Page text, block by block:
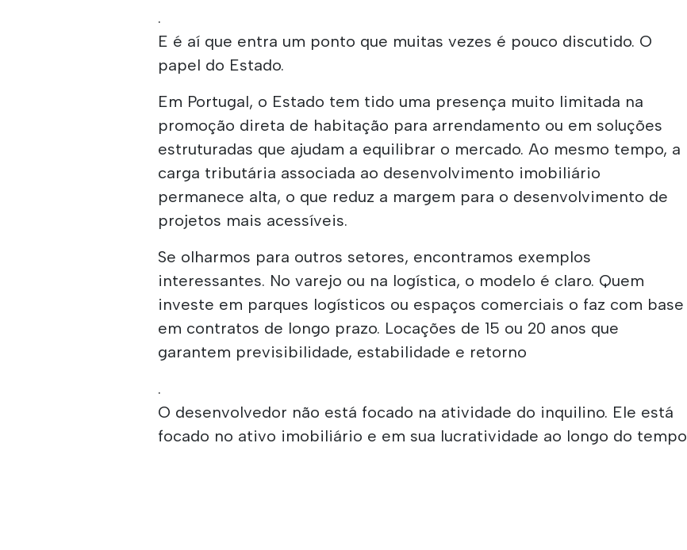
.
E é aí que entra um ponto que muitas vezes é pouco discutido. O
papel do Estado.
Em Portugal, o Estado tem tido uma presença muito limitada na
promoção direta de habitação para arrendamento ou em soluções
estruturadas que ajudam a equilibrar o mercado. Ao mesmo tempo, a
carga tributária associada ao desenvolvimento imobiliário
permanece alta, o que reduz a margem para o desenvolvimento de
projetos mais acessíveis.
Se olharmos para outros setores, encontramos exemplos
interessantes. No varejo ou na logística, o modelo é claro. Quem
investe em parques logísticos ou espaços comerciais o faz com base
em contratos de longo prazo. Locações de 15 ou 20 anos que
garantem previsibilidade, estabilidade e retorno
.
O desenvolvedor não está focado na atividade do inquilino. Ele está
focado no ativo imobiliário e em sua lucratividade ao longo do tempo